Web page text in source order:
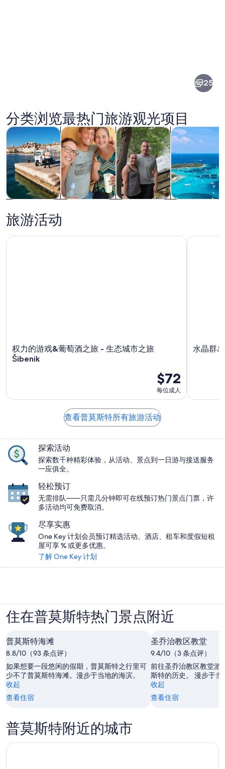
图
片
普莫斯特
25
分类浏览最热门旅游观光项目
观光一日游 在新标签页中打开
私人和定制之旅在新标签页中打开
历史和文化在新标签页中打开
水上活动在新
旅游活动
权力的游戏&葡萄酒之旅 - 生态城市之旅
Šibenik
$72
每位成人
权力的游戏&葡萄酒之旅 - 生态城市之旅 Šibenik
水晶群
水晶群岛
查看普莫斯特所有旅游活动
探索活动
探索数千种精彩体验，从活动、景点到一日游与接送服务
一应俱全。
轻松预订
无需排队——只需几分钟即可在线预订热门景点门票，许
多活动均可免费取消。
尽享实惠
One Key 计划会员预订精选活动、酒店、租车和度假短租
屋可享 % 或更多优惠。
了解 One Key 计划
住在普莫斯特热门景点附近
普莫斯特海滩
8.8/10（93 条点评）
如果想要一段悠闲的假期，普莫斯特之行里可
少不了普莫斯特海滩。漫步于当地的海滨。
收起
查看住宿
圣乔治教区教堂
9.4/10（3 条点评）
前往圣乔治教区教堂游
斯特的历史。 漫步于当
收起
查看住宿
普莫斯特附近的城市